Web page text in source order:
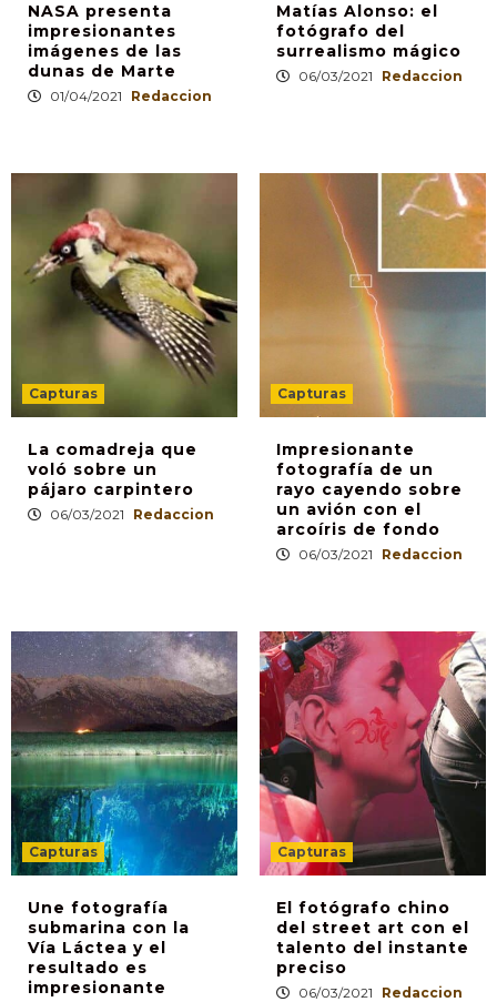
NASA presenta
impresionantes
imágenes de las
dunas de Marte
01/04/2021 Redaccion
Matías Alonso: el
fotógrafo del
surrealismo mágico
06/03/2021 Redaccion
Capturas
La comadreja que
voló sobre un
pájaro carpintero
06/03/2021 Redaccion
Capturas
Impresionante
fotografía de un
rayo cayendo sobre
un avión con el
arcoíris de fondo
06/03/2021 Redaccion
Capturas
Une fotografía
submarina con la
Vía Láctea y el
resultado es
impresionante
Capturas
El fotógrafo chino
del street art con el
talento del instante
preciso
06/03/2021 Redaccion